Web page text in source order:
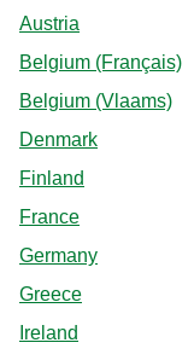
Austria
Belgium (Français)
Belgium (Vlaams)
Denmark
Finland
France
Germany
Greece
Ireland